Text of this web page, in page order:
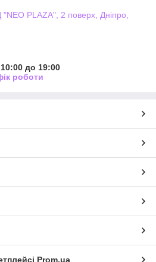
PLAZA", 2 поверх, Дніпро,
до 19:00
роботи
Prom.ua